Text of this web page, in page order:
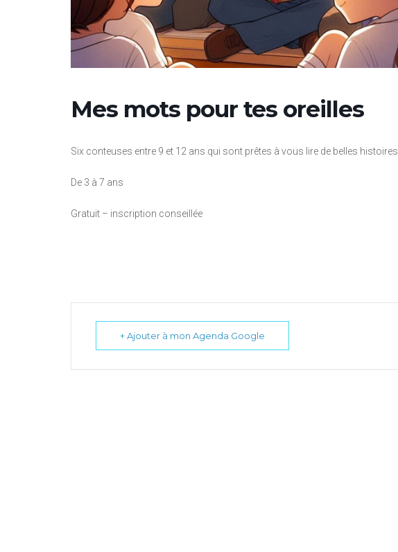
Mes mots pour tes oreilles
Six conteuses entre 9 et 12 ans qui sont prêtes à vous lire de belles histoires
De 3 à 7 ans
Gratuit – inscription conseillée
+ Ajouter à mon Agenda Google